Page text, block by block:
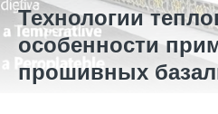
Технологии
особенности
прошивных